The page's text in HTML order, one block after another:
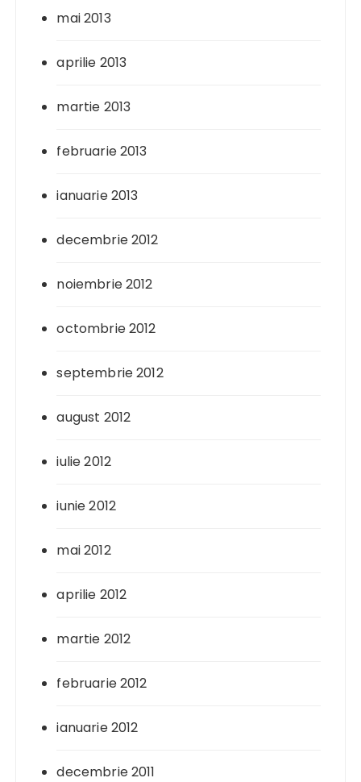
mai 2013
aprilie 2013
martie 2013
februarie 2013
ianuarie 2013
decembrie 2012
noiembrie 2012
octombrie 2012
septembrie 2012
august 2012
iulie 2012
iunie 2012
mai 2012
aprilie 2012
martie 2012
februarie 2012
ianuarie 2012
decembrie 2011